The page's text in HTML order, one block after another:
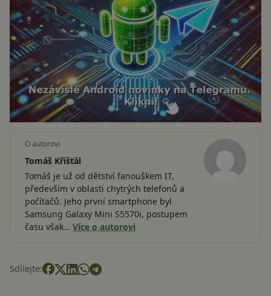
O autorovi
Tomáš Křišťál
Tomáš je už od dětství fanouškem IT,
především v oblasti chytrých telefonů a
počítačů. Jeho první smartphone byl
Samsung Galaxy Mini S5570i, postupem
času však… Více o autorovi
Sdílejte: